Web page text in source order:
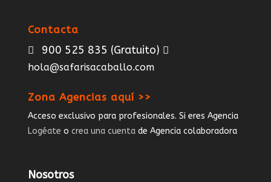
Contacta
900 525 835 (Gratuito)
hola@safarisacaballo.com
Zona Agencias aquí >>
Acceso exclusivo para profesionales. Si eres Agencia
Logéate o crea una cuenta de Agencia colaboradora
Nosotros